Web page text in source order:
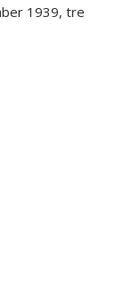
1939, tre